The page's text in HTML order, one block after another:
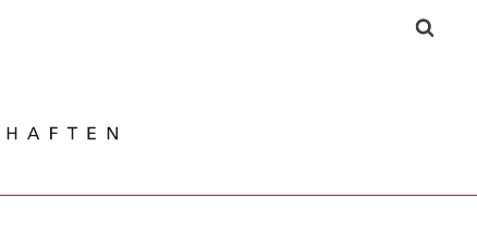
Springe direkt zu: Inhalt
Springe direkt zu: Suche
Springe direkt zu: